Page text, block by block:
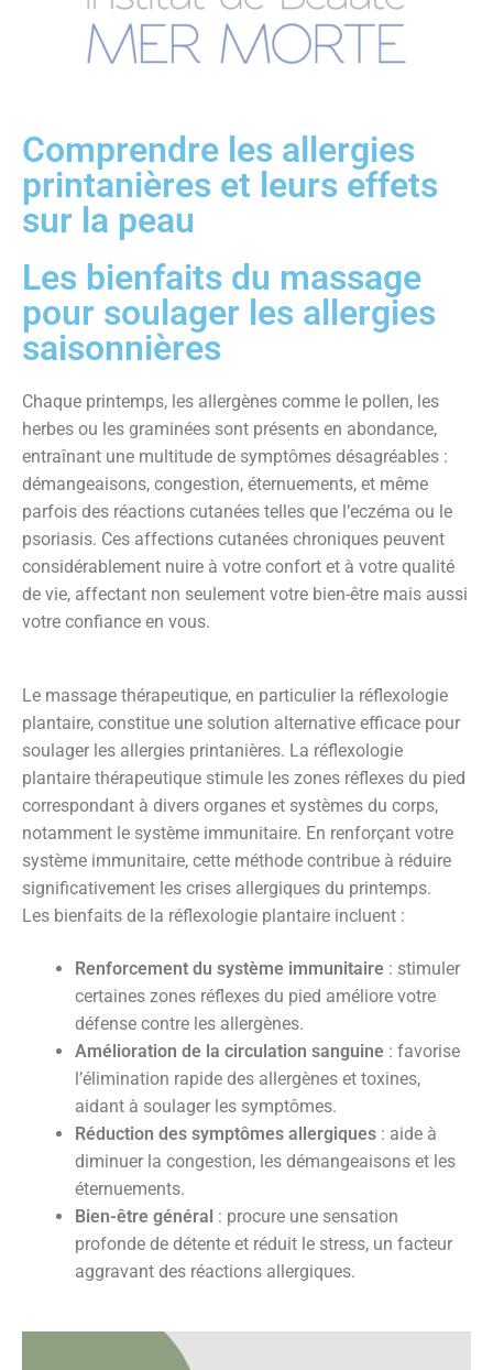
Comprendre les allergies
printanières et leurs effets
sur la peau
Les bienfaits du massage
pour soulager les allergies
saisonnières
Chaque printemps, les allergènes comme le pollen, les
herbes ou les graminées sont présents en abondance,
entraînant une multitude de symptômes désagréables :
démangeaisons, congestion, éternuements, et même
parfois des réactions cutanées telles que l’eczéma ou le
psoriasis. Ces affections cutanées chroniques peuvent
considérablement nuire à votre confort et à votre qualité
de vie, affectant non seulement votre bien-être mais aussi
votre confiance en vous.
Le massage thérapeutique, en particulier la réflexologie
plantaire, constitue une solution alternative efficace pour
soulager les allergies printanières. La réflexologie
plantaire thérapeutique stimule les zones réflexes du pied
correspondant à divers organes et systèmes du corps,
notamment le système immunitaire. En renforçant votre
système immunitaire, cette méthode contribue à réduire
significativement les crises allergiques du printemps.
Les bienfaits de la réflexologie plantaire incluent :
Renforcement du système immunitaire : stimuler
certaines zones réflexes du pied améliore votre
défense contre les allergènes.
Amélioration de la circulation sanguine : favorise
l’élimination rapide des allergènes et toxines,
aidant à soulager les symptômes.
Réduction des symptômes allergiques : aide à
diminuer la congestion, les démangeaisons et les
éternuements.
Bien-être général : procure une sensation
profonde de détente et réduit le stress, un facteur
aggravant des réactions allergiques.